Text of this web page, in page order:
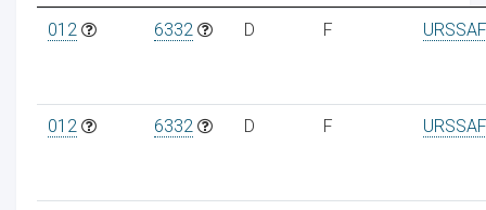
012 6332 D F
012 6332 D F